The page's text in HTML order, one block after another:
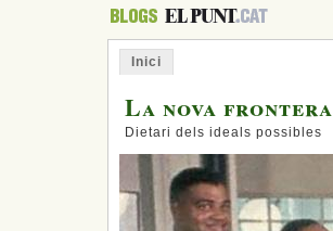
Inici
La nova frontera
Dietari dels ideals possibles